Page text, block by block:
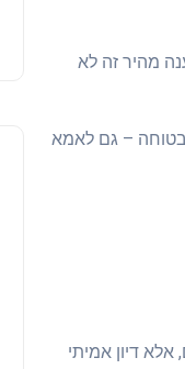
מהיר זה לא
– גם לאמא
דיון אמיתי